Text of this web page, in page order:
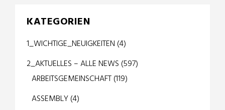
KATEGORIEN
1_WICHTIGE_NEUIGKEITEN (4)
2_AKTUELLES – ALLE NEWS (597)
ARBEITSGEMEINSCHAFT(119)
ASSEMBLY(4)